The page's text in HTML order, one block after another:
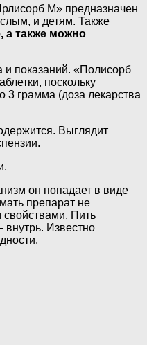
М» предназначен
и детям. Также
а также можно
и показаний. «Полисорб
поскольку
3 грамма (доза лекарства
Выглядит
он попадает в виде
препарат не
свойствами. Пить
Известно